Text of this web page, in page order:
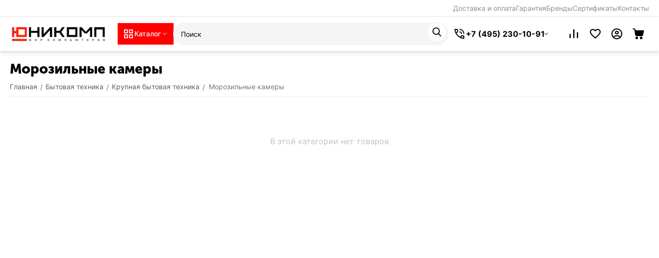
Доставка и оплатаГарантияБрендыСертификатыКонтакты
Каталог +7 (495) 230-10-91
Морозильные камеры
Главная / Бытовая техника / Крупная бытовая техника / Морозильные камеры
В этой категории нет товаров